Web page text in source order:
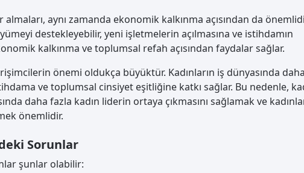
aynı zamanda ekonomik kalkınma açısından da
destekleyebilir, yeni işletmelerin açılmasına ve istihdamın
kalkınma ve toplumsal refah açısından faydalar sağlar.
önemi oldukça büyüktür. Kadınların iş dünyasında
ve toplumsal cinsiyet eşitliğine katkı sağlar. Bu nedenle,
daha fazla kadın liderin ortaya çıkmasını sağlamak ve
önemlidir.
Sorunlar
şunlar olabilir: